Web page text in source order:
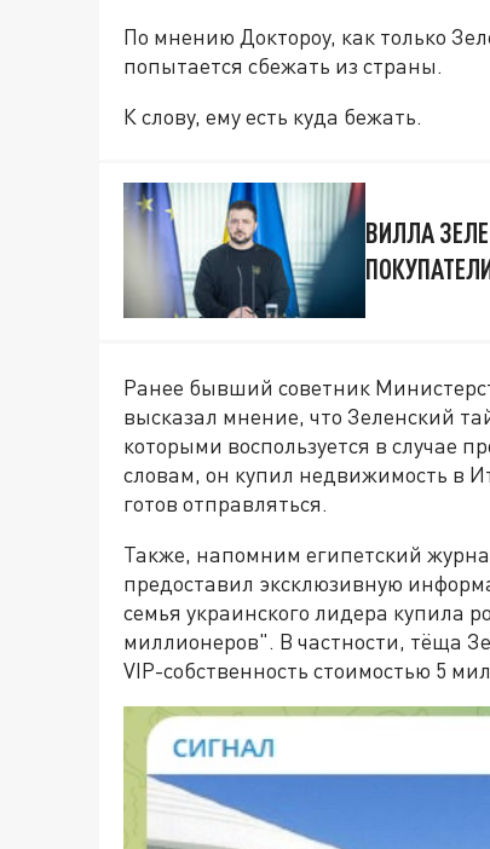
По мнению Доктороу, как только
попытается сбежать из страны.
К слову, ему есть куда бежать.
ВИЛЛА
Ранее бывший советник
высказал мнение, что Зеленский
которыми воспользуется в случае
словам, он купил недвижимость в
готов отправляться.
Также, напомним египетский
предоставил эксклюзивную
семья украинского лидера купила
миллионеров". В частности, тёща
VIP-собственность стоимостью 5